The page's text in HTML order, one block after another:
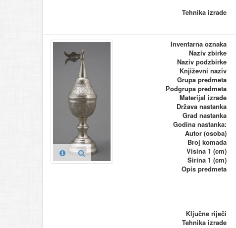
Tehnika izrade
Inventarna oznaka
Naziv zbirke
Naziv podzbirke
Književni naziv
Grupa predmeta
Podgrupa predmeta
Materijal izrade
Država nastanka
Grad nastanka
Godina nastanka:
Autor (osoba)
Broj komada
Visina 1 (cm)
Širina 1 (cm)
Opis predmeta
Ključne riječi
Tehnika izrade